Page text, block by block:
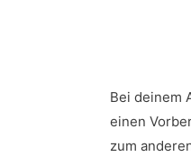
Bei deinem
einen
zum